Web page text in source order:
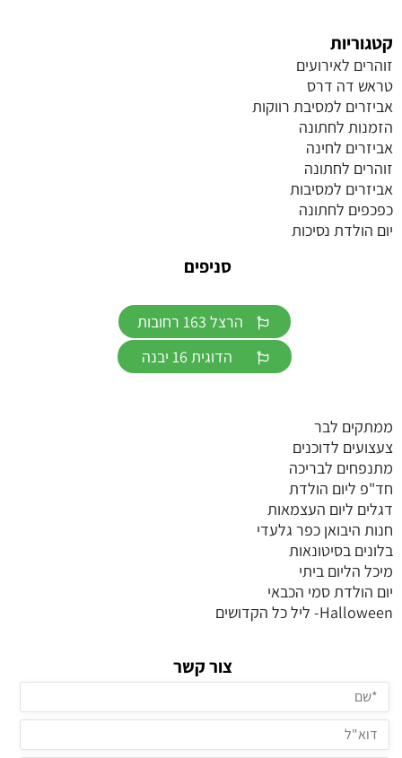
קטגוריות
זוהרים לאירועים
טראש דה דרס
אביזרים למסיבת רווקות
הזמנות לחתונה
אביזרים לחינה
זוהרים לחתונה
אביזרים למסיבות
כפכפים לחתונה
יום הולדת נסיכות
סניפים
הרצל 163 רחובות
הדוגית 16 יבנה
ממתקים לבר
צעצועים לדוכנים
מתנפחים לבריכה
חד"פ ליום הולדת
דגלים ליום העצמאות
חנות היבואן כפר גלעדי
בלונים בסיטונאות
מיכל הליום ביתי
יום הולדת סמי הכבאי
Halloween- ליל כל הקדושים
צור קשר